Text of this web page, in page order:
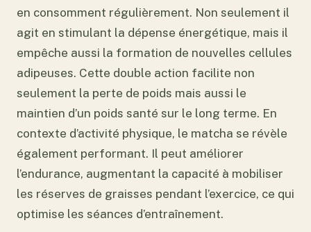
en consomment régulièrement. Non seulement il
agit en stimulant la dépense énergétique, mais il
empêche aussi la formation de nouvelles cellules
adipeuses. Cette double action facilite non
seulement la perte de poids mais aussi le
maintien d’un poids santé sur le long terme. En
contexte d’activité physique, le matcha se révèle
également performant. Il peut améliorer
l’endurance, augmentant la capacité à mobiliser
les réserves de graisses pendant l’exercice, ce qui
optimise les séances d’entraînement.